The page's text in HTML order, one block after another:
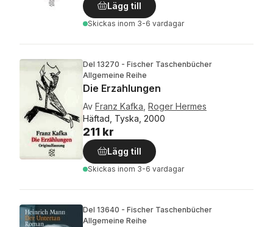
Lägg till
Skickas inom 3-6 vardagar
Del 13270 - Fischer Taschenbücher
Allgemeine Reihe
Die Erzahlungen
Av Franz Kafka Roger Hermes
Häftad, Tyska, 2000
211 kr
Lägg till
Skickas inom 3-6 vardagar
Del 13640 - Fischer Taschenbücher
Allgemeine Reihe